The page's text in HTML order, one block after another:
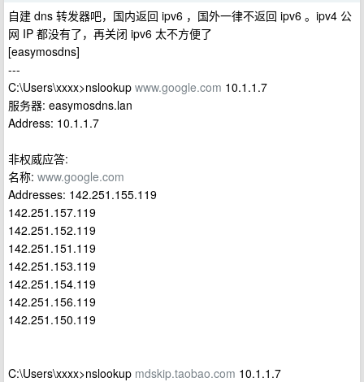
自建 dns 转发器吧，国内返回 ipv6 ，国外一律不返回 ipv6 。ipv4 公
网 IP 都没有了，再关闭 ipv6 太不方便了
[easymosdns]
---
C:\Users\xxxx>nslookup www.google.com 10.1.1.7
服务器: easymosdns.lan
Address: 10.1.1.7
非权威应答:
名称: www.google.com
Addresses: 142.251.155.119
142.251.157.119
142.251.152.119
142.251.151.119
142.251.153.119
142.251.154.119
142.251.156.119
142.251.150.119
C:\Users\xxxx>nslookup mdskip.taobao.com 10.1.1.7